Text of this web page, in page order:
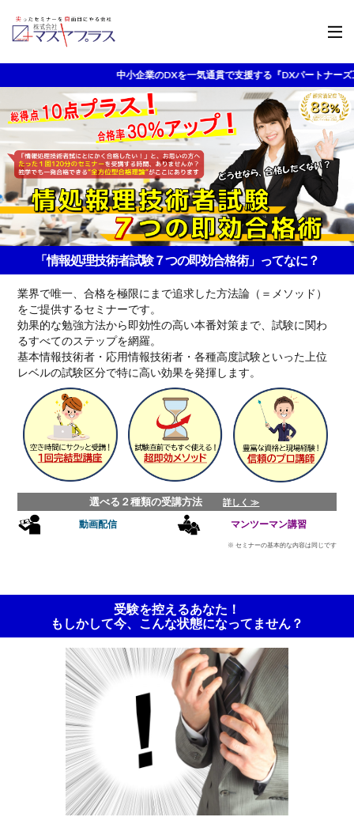
中小企業のDXを一気通貫で支援する『DXパートナーズ工房』が本格稼働
「情報処理技術者試験７つの即効合格術」ってなに？
業界で唯一、合格を極限にまで追求した方法論（＝メソッド）
をご提供するセミナーです。
効果的な勉強方法から即効性の高い本番対策まで、試験に関わ
るすべてのステップを網羅。
基本情報技術者・応用情報技術者・各種高度試験といった上位
レベルの試験区分で特に高い効果を発揮します。
選べる２種類の受講方法詳しく ≫
動画配信 マンツーマン講習
※ セミナーの基本的な内容は同じです
受験を控えるあなた！
もしかして今、こんな状態になってません？